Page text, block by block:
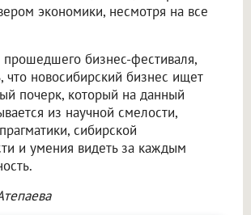
экономики, несмотря на все
прошедшего бизнес-фестиваля,
что новосибирский бизнес ищет
почерк, который на данный
из научной смелости,
сибирской
и умения видеть за каждым